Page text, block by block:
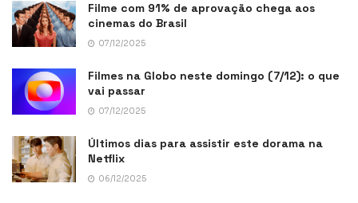
Filme com 91% de aprovação chega aos
cinemas do Brasil
07/12/2025
Filmes na Globo neste domingo (7/12): o que
vai passar
07/12/2025
Últimos dias para assistir este dorama na
Netflix
06/12/2025